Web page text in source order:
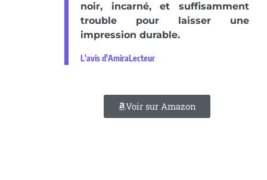
noir, incarné, et suffisamment
trouble pour laisser une
impression durable.
L'avis d'AmiraLecteur
Voir sur Amazon